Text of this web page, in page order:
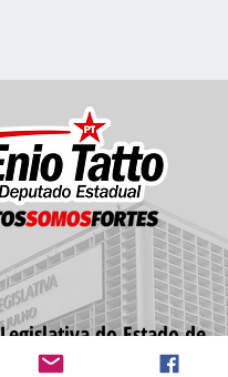
do Estado de
São Paulo